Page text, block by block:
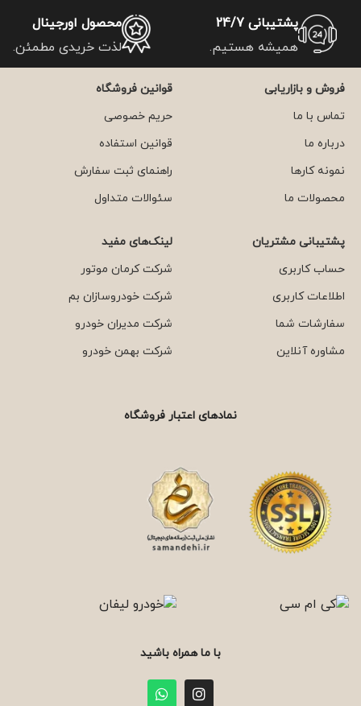
پشتیبانی 24/7
همیشه هستیم.
محصول اورجینال
لذت خریدی مطمئن.
فروش و بازاریابی
تماس با ما
درباره ما
نمونه کارها
محصولات ما
قوانین فروشگاه
حریم خصوصی
قوانین استفاده
راهنمای ثبت سفارش
سئوالات متداول
پشتیبانی مشتریان
حساب کاربری
اطلاعات کاربری
سفارشات شما
مشاوره آنلاین
لینک‌های مفید
شرکت کرمان موتور
شرکت خودروسازان بم
شرکت مدیران خودرو
شرکت بهمن خودرو
نمادهای اعتبار فروشگاه
با ما همراه باشید